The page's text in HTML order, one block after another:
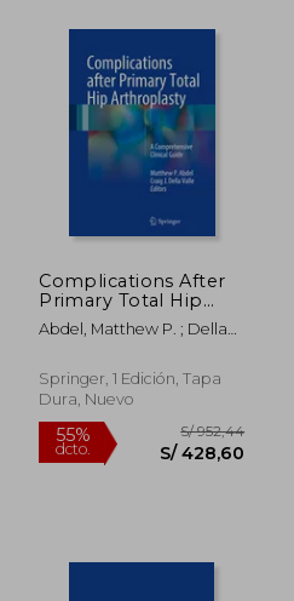
Complications After
Primary Total Hip
Arthroplasty: A
Comprehensive
Inglés)
Abdel, Matthew P. ; Della
Springer, 1 Edición, Tapa
Dura, Nuevo